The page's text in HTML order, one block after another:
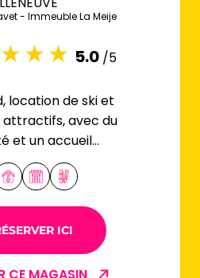
- Immeuble La Meije
5.0 /5
location de ski et
avec du
et un accueil
ICI